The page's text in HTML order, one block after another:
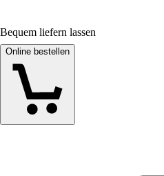
Bequem liefern lassen
Online bestellen